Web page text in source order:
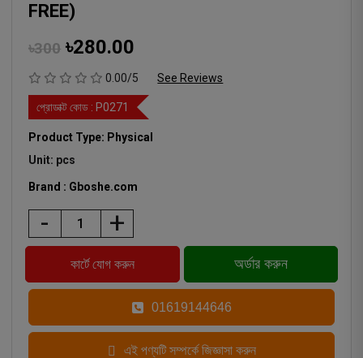
FREE)
৳300 ৳280.00
0.00/5 See Reviews
প্রোডাক্ট কোড : P0271
Product Type: Physical
Unit: pcs
Brand : Gboshe.com
- +
01619144646
এই পণ্যটি সম্পর্কে জিজ্ঞাসা করুন